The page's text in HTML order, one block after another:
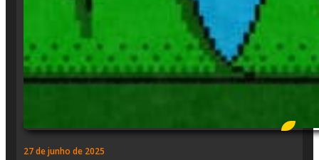
27 de junho de 2025